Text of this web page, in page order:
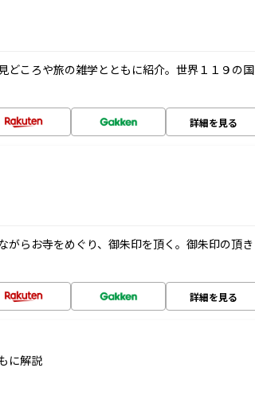
どころや旅の雑学とともに紹介。世界１１９の国
詳細を見る
がらお寺をめぐり、御朱印を頂く。御朱印の頂き
詳細を見る
に解説